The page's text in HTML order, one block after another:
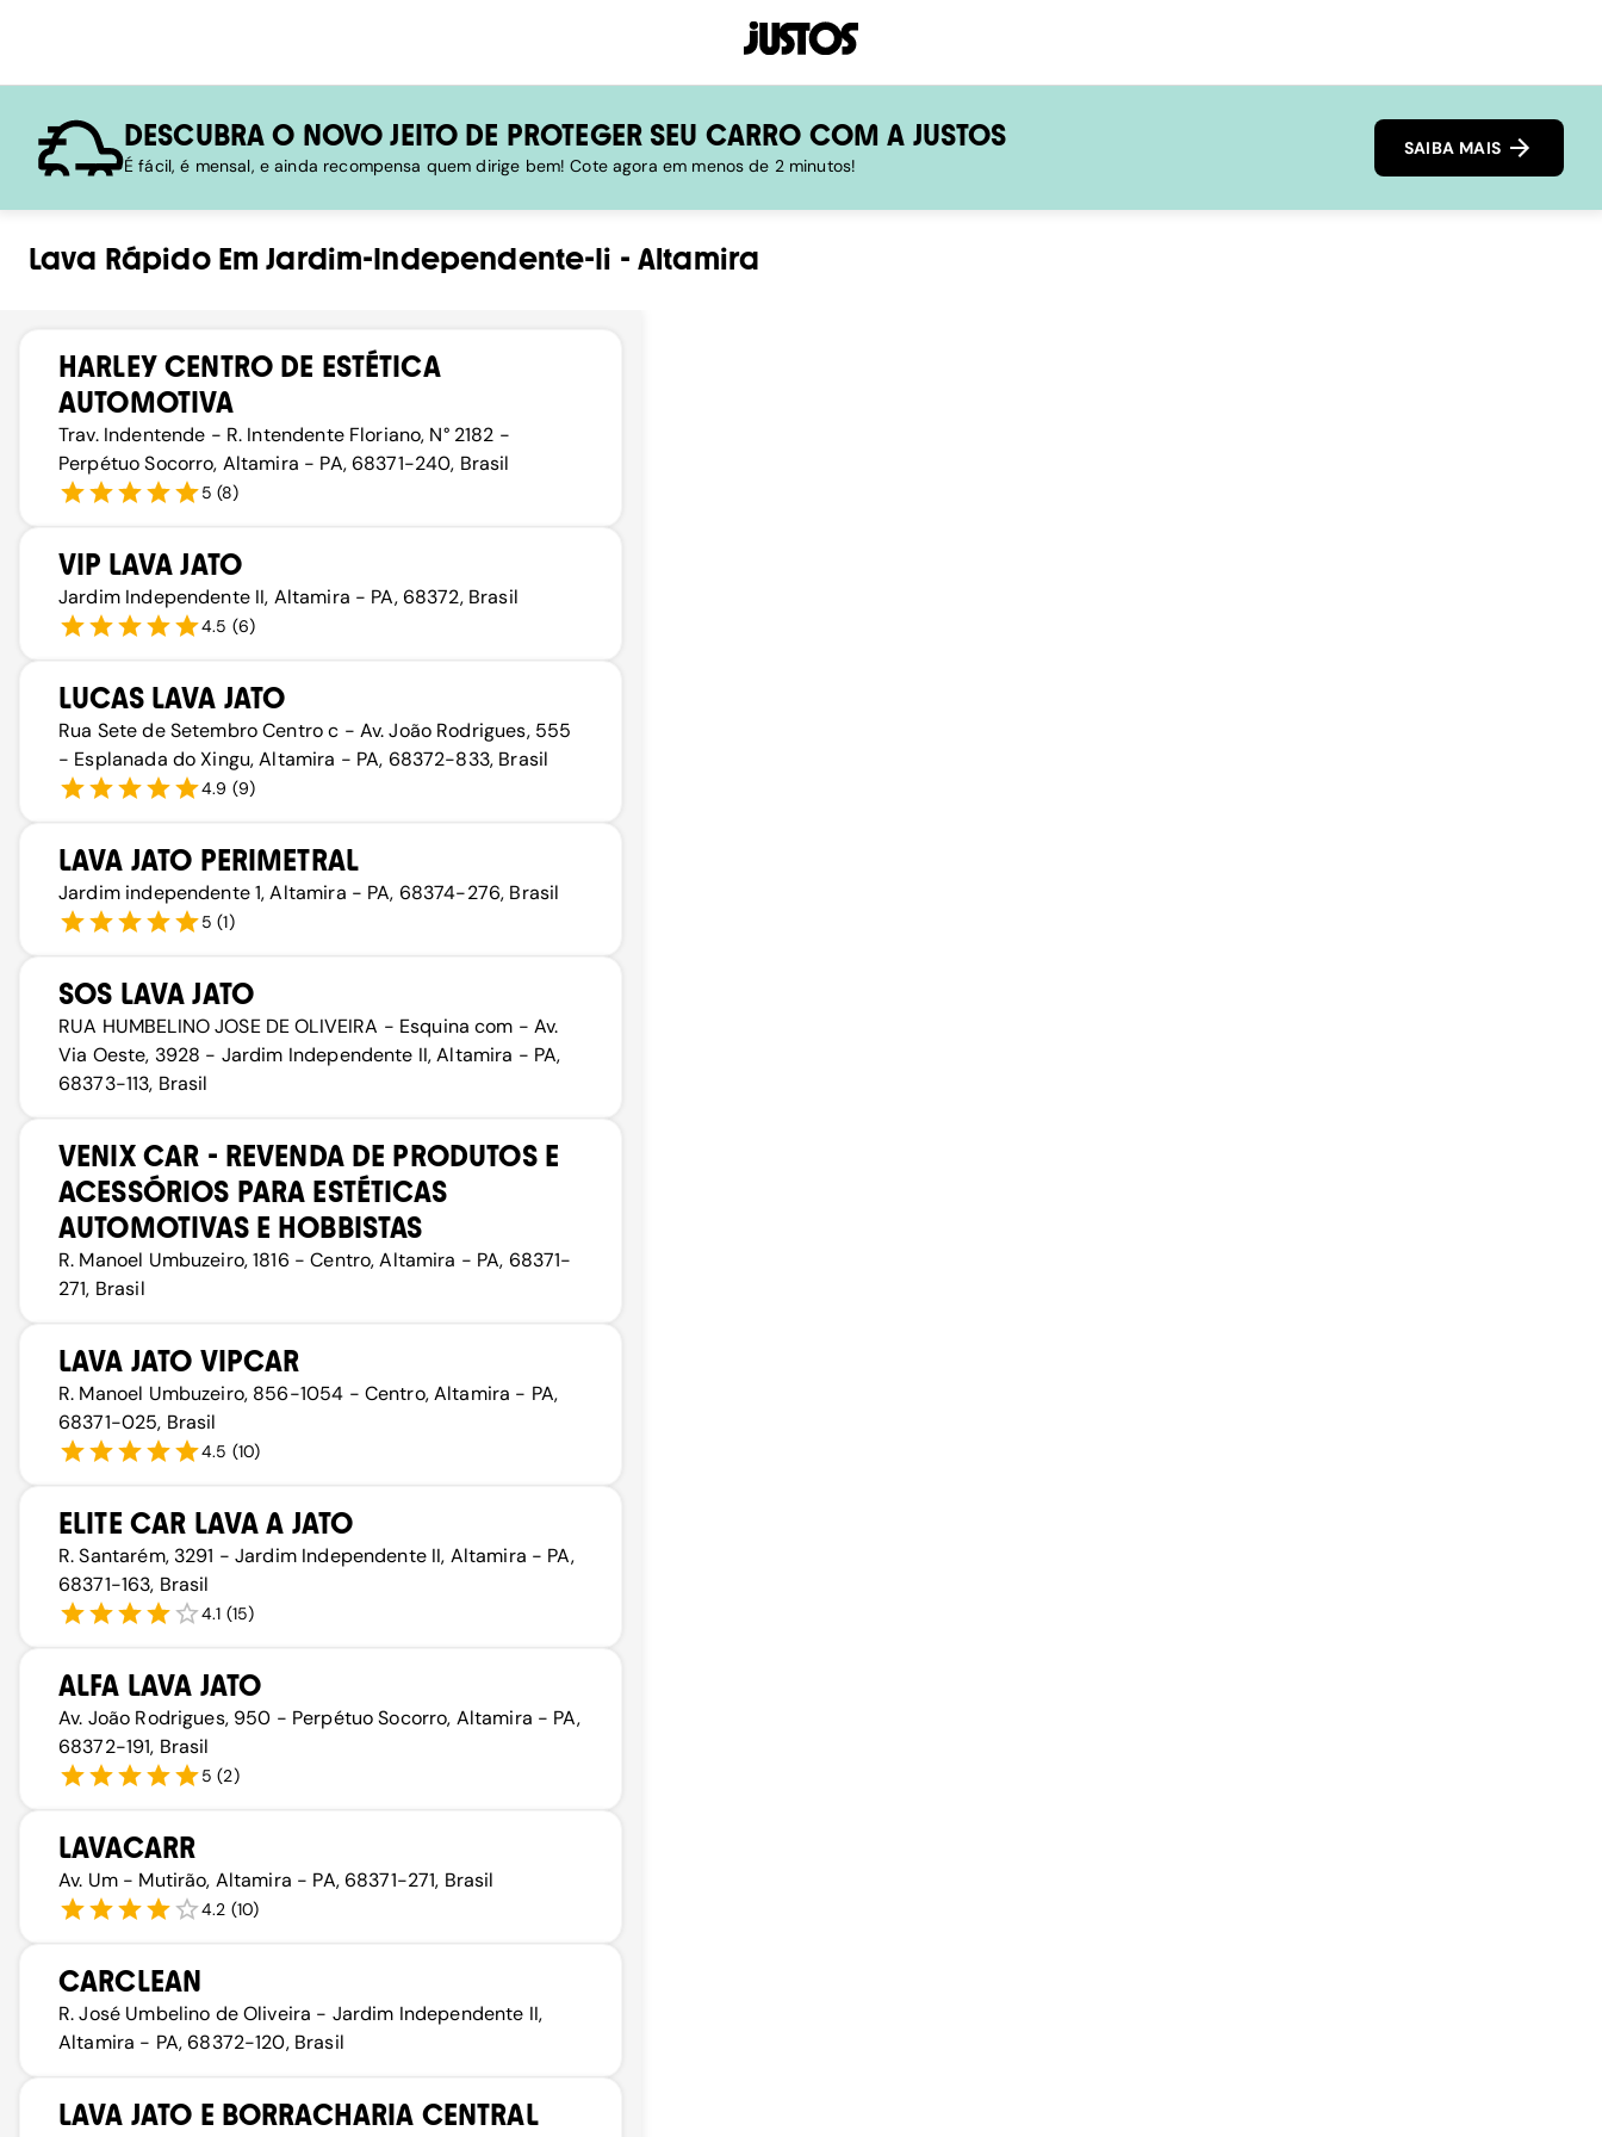
DESCUBRA O NOVO JEITO DE PROTEGER SEU CARRO COM A JUSTOS
É fácil, é mensal, e ainda recompensa quem dirige bem! Cote agora em menos de 2 minutos!
SAIBA MAIS
Lava RápidoEmJardim-Independente-Ii -Altamira
HARLEY CENTRO DE ESTÉTICA
AUTOMOTIVA
Trav. Indentende - R. Intendente Floriano, N° 2182 -
Perpétuo Socorro, Altamira - PA, 68371-240, Brasil
5 (8)
VIP LAVA JATO
Jardim Independente II, Altamira - PA, 68372, Brasil
4.5 (6)
LUCAS LAVA JATO
Rua Sete de Setembro Centro c - Av. João Rodrigues, 555
- Esplanada do Xingu, Altamira - PA, 68372-833, Brasil
4.9 (9)
LAVA JATO PERIMETRAL
Jardim independente 1, Altamira - PA, 68374-276, Brasil
5 (1)
SOS LAVA JATO
RUA HUMBELINO JOSE DE OLIVEIRA - Esquina com - Av.
Via Oeste, 3928 - Jardim Independente II, Altamira - PA,
68373-113, Brasil
VENIX CAR - REVENDA DE PRODUTOS E
ACESSÓRIOS PARA ESTÉTICAS
AUTOMOTIVAS E HOBBISTAS
R. Manoel Umbuzeiro, 1816 - Centro, Altamira - PA, 68371-
271, Brasil
LAVA JATO VIPCAR
R. Manoel Umbuzeiro, 856-1054 - Centro, Altamira - PA,
68371-025, Brasil
4.5 (10)
ELITE CAR LAVA A JATO
R. Santarém, 3291 - Jardim Independente II, Altamira - PA,
68371-163, Brasil
4.1 (15)
ALFA LAVA JATO
Av. João Rodrigues, 950 - Perpétuo Socorro, Altamira - PA,
68372-191, Brasil
5 (2)
LAVACARR
Av. Um - Mutirão, Altamira - PA, 68371-271, Brasil
4.2 (10)
CARCLEAN
R. José Umbelino de Oliveira - Jardim Independente II,
Altamira - PA, 68372-120, Brasil
LAVA JATO E BORRACHARIA CENTRAL